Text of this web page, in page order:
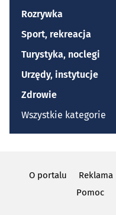
Rozrywka
Sport, rekreacja
Turystyka, noclegi
Urzędy, instytucje
Zdrowie
Wszystkie kategorie
O portalu Reklama
Pomoc